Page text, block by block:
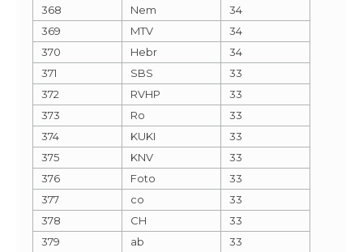
368
Nem
34
369
MTV
34
370
Hebr
34
371
SBS
33
372
RVHP
33
373
Ro
33
374
KUKI
33
375
KNV
33
376
Foto
33
377
co
33
378
CH
33
379
ab
33